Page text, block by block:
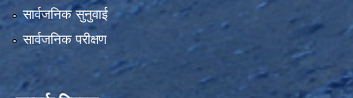
सार्वजनिक सुनुवाई
सार्वजनिक परीक्षण